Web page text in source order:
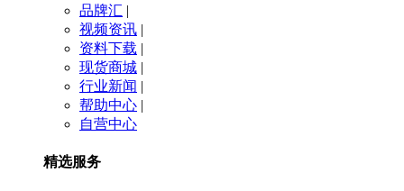
品牌汇 |
视频资讯 |
资料下载 |
现货商城 |
行业新闻 |
帮助中心 |
自营中心
精选服务